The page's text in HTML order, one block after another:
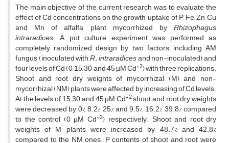
The main objective of the current research was to evaluate the
effect of Cd concentrations on the growth, uptake of P, Fe, Zn, Cu
and Mn of alfalfa plant mycorrhized by Rhizophagus
intraradices. A pot culture experiment was performed as
completely randomized design by two factors, including AM
fungus (inoculated withR. intraradicesand non-inoculated) and
four levels of Cd (0, 15, 30 and 45 µM Cd+2) with three replications.
Shoot and root dry weights of mycorrhizal (M) and non-
mycorrhizal (NM) plants were affected by increasing of Cd levels.
At the levels of 15, 30 and 45 µM Cd+2shoot and root dry weights
were decreased by 0%, 8.2%, 25% and 9.5%, 16.2%, 39.8% compared
to the control (0 µM Cd+2), respectively. Shoot and root dry
weights of M plants were increased by 48.7% and 42.8%
compared to the NM ones. P contents of shoot and root were